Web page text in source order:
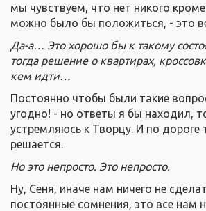
мы чувствуем, что нет никого
можно было бы положиться, - это
Да-а… Это хорошо бы к такому
тогда решение о квартирах,
кем идти…
Постоянно чтобы были такие
угодно! - но ответы я бы находил,
устремляюсь к Творцу. И по дороге
решается.
Но это непросто. Это непросто.
Ну, Сеня, иначе нам ничего не
постоянные сомнения, это все нам